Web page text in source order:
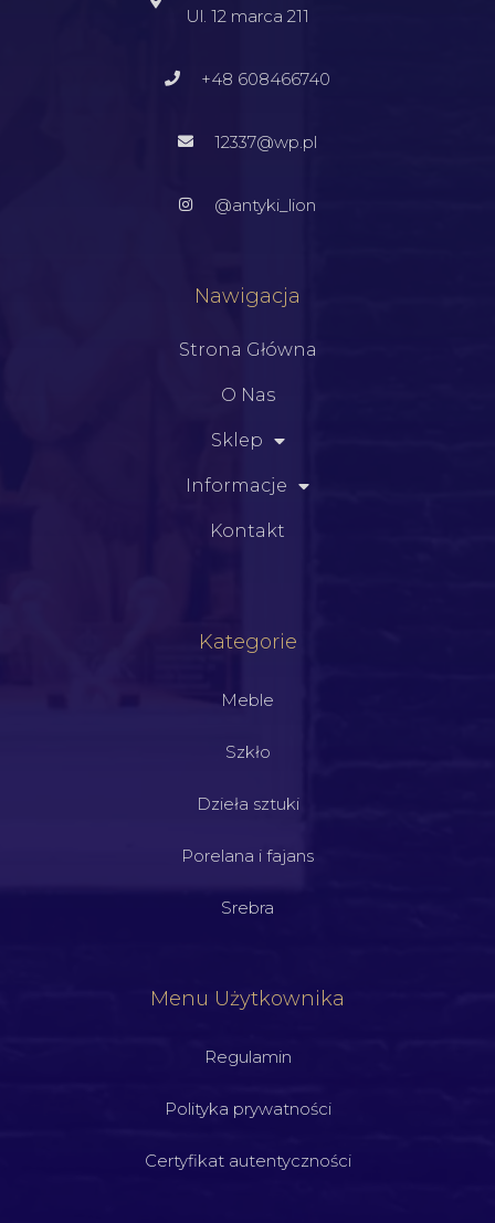
Ul. 12 marca 211
+48 608466740
12337@wp.pl
@antyki_lion
Nawigacja
Strona Główna
O Nas
Sklep
Informacje
Kontakt
Kategorie
Meble
Szkło
Dzieła sztuki
Porelana i fajans
Srebra
Menu Użytkownika
Regulamin
Polityka prywatności
Certyfikat autentyczności